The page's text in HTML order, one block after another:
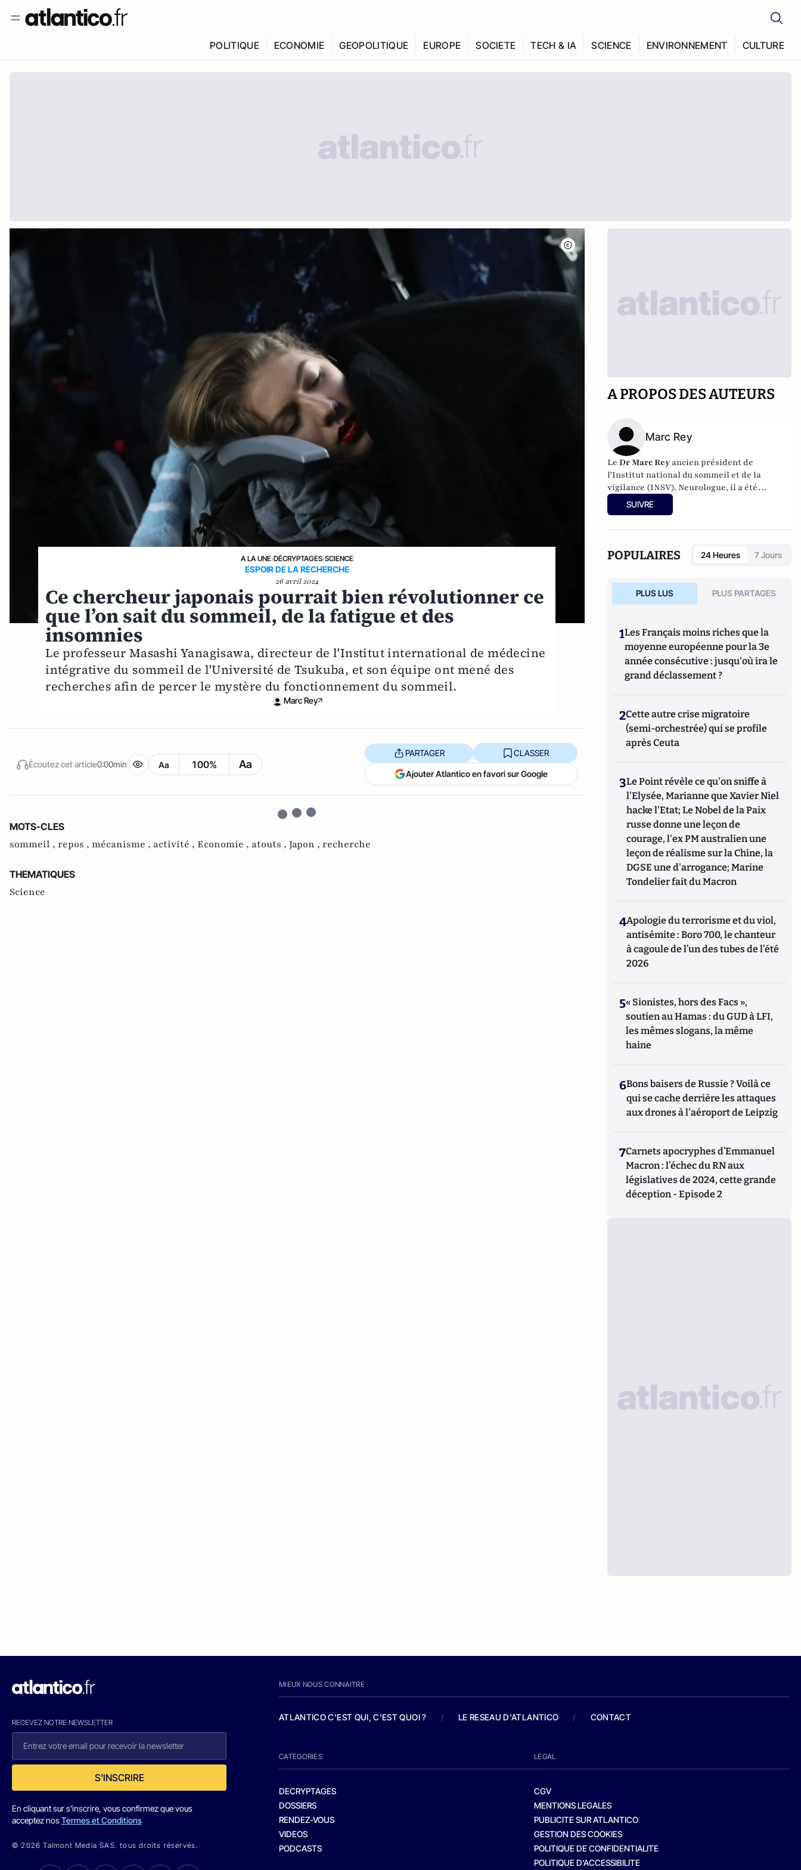
POLITIQUE ECONOMIE GEOPOLITIQUE EUROPE SOCIETE TECH & IA SCIENCE ENVIRONNEMENT CULTURE
A LA UNE›DÉCRYPTAGES›SCIENCE
ESPOIR DE LA RECHERCHE
26 avril 2024
Ce chercheur japonais pourrait bien révolutionner ce
que l’on sait du sommeil, de la fatigue et des
insomnies
Le professeur Masashi Yanagisawa, directeur de l'Institut international de médecine
intégrative du sommeil de l'Université de Tsukuba, et son équipe ont mené des
recherches afin de percer le mystère du fonctionnement du sommeil.
Marc Rey
Écoutez cet article0:00min Aa 100% Aa
PARTAGER CLASSER
Ajouter Atlantico en favori sur Google
MOTS-CLES
sommeil , repos , mécanisme , activité , Economie , atouts , Japon , recherche
THEMATIQUES
Science
A PROPOS DES AUTEURS
Marc Rey
LeDr Marc Rey ancien président de
l'Institut national du sommeil et de la
vigilance (INSV). Neurologue, il a été
responsable du Centre du Sommeil de
l’Hôpital de la Timone – AP-HM à Marseille.
SUIVRE
POPULAIRES 24 Heures 7 Jours
PLUS LUS PLUS PARTAGES
1Les Français moins riches que la
moyenne européenne pour la 3e
année consécutive : jusqu'où ira le
grand déclassement ?
2Cette autre crise migratoire
(semi-orchestrée) qui se profile
après Ceuta
3Le Point révèle ce qu'on sniffe à
l'Elysée, Marianne que Xavier Niel
hacke l'Etat; Le Nobel de la Paix
russe donne une leçon de
courage, l'ex PM australien une
leçon de réalisme sur la Chine, la
DGSE une d'arrogance; Marine
Tondelier fait du Macron
4Apologie du terrorisme et du viol,
antisémite : Boro 700, le chanteur
à cagoule de l’un des tubes de l’été
2026
5« Sionistes, hors des Facs »,
soutien au Hamas : du GUD à LFI,
les mêmes slogans, la même
haine
6Bons baisers de Russie ? Voilà ce
qui se cache derrière les attaques
aux drones à l'aéroport de Leipzig
7Carnets apocryphes d’Emmanuel
Macron : l’échec du RN aux
législatives de 2024, cette grande
déception - Episode 2
RECEVEZ NOTRE NEWSLETTER
S'INSCRIRE
En cliquant sur s'inscrire, vous confirmez que vous
acceptez nosTermes et Conditions
© 2026 Talmont Media SAS. tous droits réservés.
MIEUX NOUS CONNAITRE
ATLANTICO C'EST QUI, C'EST QUOI ? / LE RESEAU D'ATLANTICO / CONTACT
CATEGORIES
DECRYPTAGES
DOSSIERS
RENDEZ-VOUS
VIDEOS
PODCASTS
LEGAL
CGV
MENTIONS LEGALES
PUBLICITE SUR ATLANTICO
GESTION DES COOKIES
POLITIQUE DE CONFIDENTIALITE
POLITIQUE D’ACCESSIBILITE